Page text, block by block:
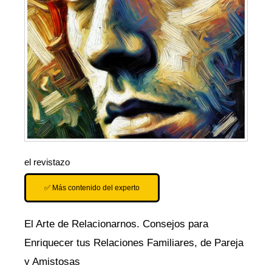
el revistazo
✅ Más contenido del experto
El Arte de Relacionarnos. Consejos para
Enriquecer tus Relaciones Familiares, de Pareja
y Amistosas